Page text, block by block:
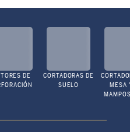
DE
CORTADORAS DE
SUELO
MESA